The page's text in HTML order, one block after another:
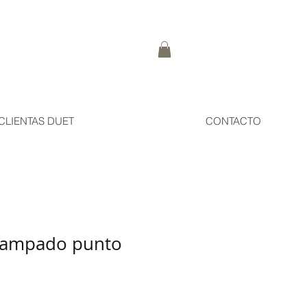
DUET CONTACTO
punto